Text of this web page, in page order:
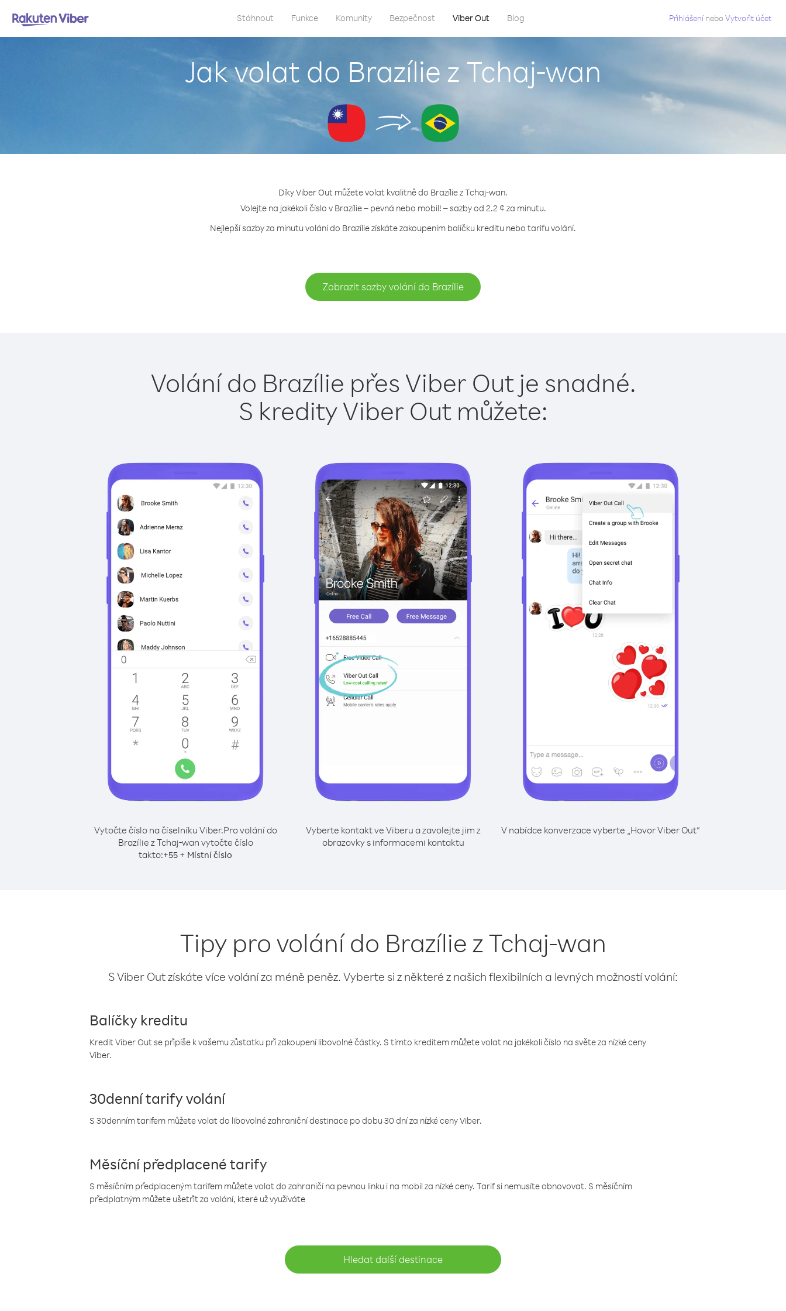
Stáhnout Funkce Komunity Bezpečnost Viber Out Blog Přihlášení neboVytvořit účet
Jak volat do Brazílie z Tchaj-wan
Díky Viber Out můžete volat kvalitně do Brazílie z Tchaj-wan.
Volejte na jakékoli číslo v Brazílie – pevná nebo mobil! – sazby od 2.2 ¢ za minutu.
Nejlepší sazby za minutu volání do Brazílie získáte zakoupením balíčku kreditu nebo tarifu volání.
Zobrazit sazby volání do Brazílie
Volání do Brazílie přes Viber Out je snadné.
S kredity Viber Out můžete:
Vytočte číslo na číselníku Viber.Pro volání do
Brazílie z Tchaj-wan vytočte číslo
takto:+55 + Místní číslo
Vyberte kontakt ve Viberu a zavolejte jim z
obrazovky s informacemi kontaktu
V nabídce konverzace vyberte „Hovor Viber Out“
Tipy pro volání do Brazílie z Tchaj-wan
S Viber Out získáte více volání za méně peněz. Vyberte si z některé z našich flexibilních a levných možností volání:
Balíčky kreditu
Kredit Viber Out se připíše k vašemu zůstatku při zakoupení libovolné částky. S tímto kreditem můžete volat na jakékoli číslo na světe za nízké ceny
Viber.
30denní tarify volání
S 30denním tarifem můžete volat do libovolné zahraniční destinace po dobu 30 dní za nízké ceny Viber.
Měsíční předplacené tarify
S měsíčním předplaceným tarifem můžete volat do zahraničí na pevnou linku i na mobil za nízké ceny. Tarif si nemusíte obnovovat. S měsíčním
předplatným můžete ušetřit za volání, které už využíváte
Hledat další destinace